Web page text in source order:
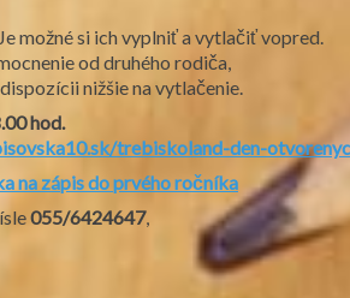
možné si ich vyplniť a vytlačiť vopred.
od druhého rodiča,
nižšie na vytlačenie.
hod.
trebiskoland-den-
na zápis do prvého ročníka
055/6424647,